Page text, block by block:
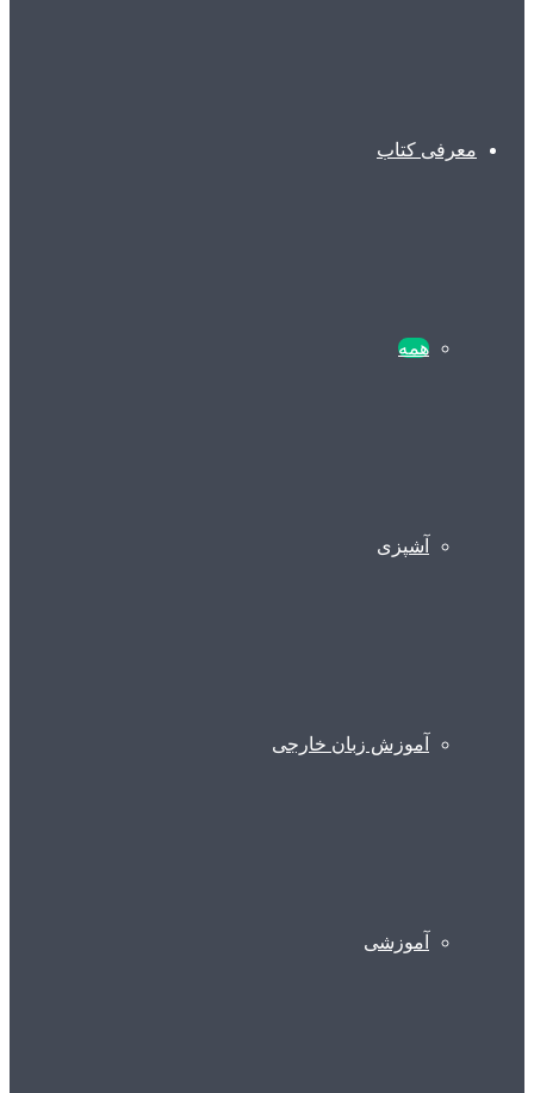
معرفی کتاب
همه
آشپزی
آموزش زبان خارجی
آموزشی